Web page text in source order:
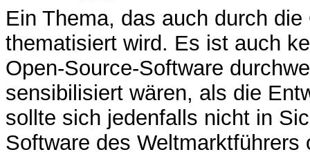
Ein Thema, das auch durch
thematisiert wird. Es ist auch
Open-Source-Software
sensibilisiert wären, als die
sollte sich jedenfalls nicht in
Software des